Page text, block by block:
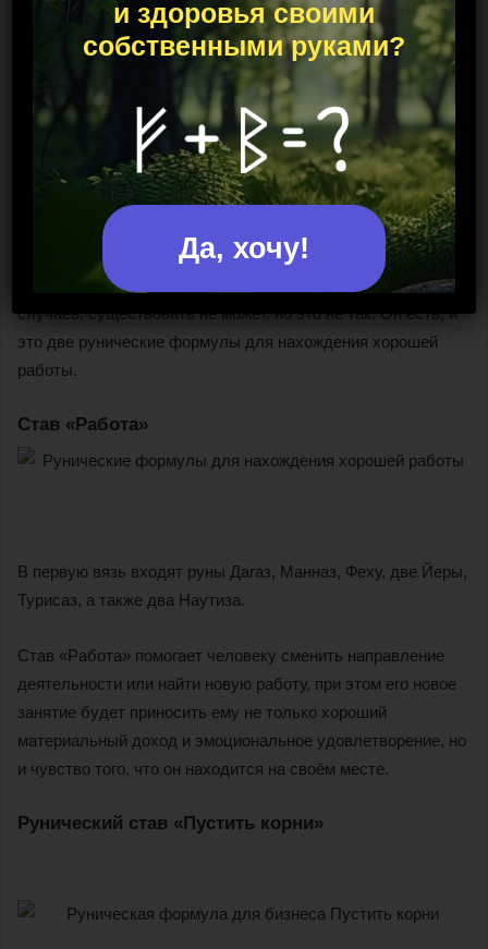
Рунические формулы для
нахождения хорошей работы
Несмотря на то, что у бизнесменов работа уже есть,
формулу всё же стоит упомянуть в данной статье,
поскольку обстоятельства бывают разные. Кто-то хочет
открыть собственное дело, кто-то — присоединиться к
чьему-то чужому бизнесу, а кто-то может раздумывать о
новом направлении своей текущей деятельности. Казалось
бы, универсального «рецепта», подходящего для всех этих
случаев, существовать не может, но это не так. Он есть, и
это две рунические формулы для нахождения хорошей
работы.
Став «Работа»
В первую вязь входят руны Дагаз, Манназ, Феху, две Йеры,
Турисаз, а также два Наутиза.
Став «Работа» помогает человеку сменить направление
деятельности или найти новую работу, при этом его новое
занятие будет приносить ему не только хороший
материальный доход и эмоциональное удовлетворение, но
и чувство того, что он находится на своём месте.
Рунический став «Пустить корни»
и здоровья своими
собственными руками?
Да, хочу!